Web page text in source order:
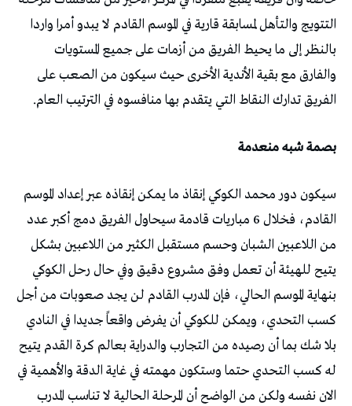
التتويج والتأهل لمسابقة قارية في الموسم القادم لا يبدو أمرا واردا
بالنظر إلى ما يحيط الفريق من أزمات على جميع المستويات
والفارق مع بقية الأندية الأخرى حيث سيكون من الصعب على
الفريق تدارك النقاط التي يتقدم بها منافسوه في الترتيب العام.
بصمة شبه منعدمة
سيكون دور محمد الكوكي إنقاذ ما يمكن إنقاذه عبر إعداد الموسم
القادم، فخلال 6 مباريات قادمة سيحاول الفريق دمج أكبر عدد
من اللاعبين الشبان وحسم مستقبل الكثير من اللاعبين بشكل
يتيح للهيئة أن تعمل وفق مشروع دقيق وفي حال رحل الكوكي
بنهاية الموسم الحالي، فإن المدرب القادم لن يجد صعوبات من أجل
كسب التحدي، ويمكن للكوكي أن يفرض واقعاً جديدا في النادي
بلا شك بما أن رصيده من التجارب والدراية بعالم كرة القدم يتيح
له كسب التحدي حتما وستكون مهمته في غاية الدقة والأهمية في
الان نفسه ولكن من الواضح أن المرحلة الحالية لا تناسب المدرب